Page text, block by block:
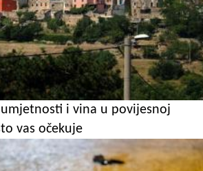
i vina u povijesnoj
vas očekuje